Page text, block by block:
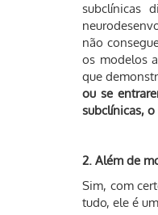
subclínicas
não
os modelos
que
ou se
subclínicas,
2. Além de
Sim, com
tudo, ele é